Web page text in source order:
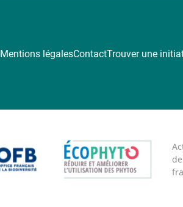
Mentions légalesContactTrouver une